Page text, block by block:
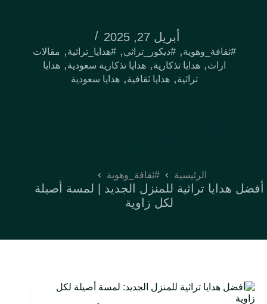
أبريل 27, 2025
#ثقافة_وهوية, #ديكور_تراثي, #هدايا_تراثية, مقالات
اراث, هدايا تذكارية, هدايا تذكارية سعودية, هدايا
تراثية, هدايا ثقافية, هدايا سعودية
الرئيسية #ثقافة_وهوية
أفضل هدايا تراثية للمنزل الجديد | لمسة أصيلة
لكل زاوية